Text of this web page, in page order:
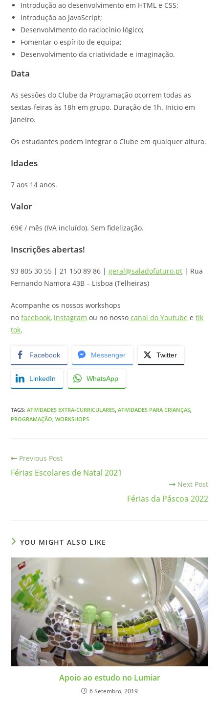
Introdução ao desenvolvimento em HTML e CSS;
Introdução ao JavaScript;
Desenvolvimento do raciocínio lógico;
Fomentar o espírito de equipa;
Desenvolvimento da criatividade e imaginação.
Data
As sessões do Clube da Programação ocorrem todas as
sextas-feiras às 18h em grupo. Duração de 1h. Inicio em
Janeiro.
Os estudantes podem integrar o Clube em qualquer altura.
Idades
7 aos 14 anos.
Valor
69€ / mês (IVA incluído). Sem fidelização.
Inscrições abertas!
93 805 30 55 | 21 150 89 86 |geral@saladofuturo.pt | Rua
Fernando Namora 43B – Lisboa (Telheiras)
Acompanhe os nossos workshops
nofacebook, instagram ou no nosso canal do Youtube etik
tok.
Facebook Messenger Twitter
LinkedIn WhatsApp
TAGS:ATIVIDADES EXTRA-CURRICULARES, ATIVIDADES PARA CRIANÇAS,
PROGRAMAÇÃO, WORKSHOPS
Previous Post
Férias Escolares de Natal 2021
Next Post
Férias da Páscoa 2022
YOU MIGHT ALSO LIKE
Apoio ao estudo no Lumiar
6 Setembro, 2019